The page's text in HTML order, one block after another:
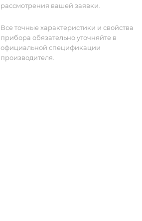
инфраструктуры. Включает в себя
(требуются опции 31 и 573).
рассмотрения вашей заявки.
Все точные характеристики и свойства
прибора обязательно уточняйте в
официальной спецификации
производителя.